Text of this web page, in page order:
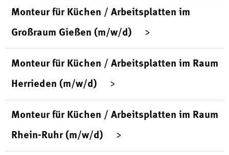
Monteur für Küchen / Arbeitsplatten im
Großraum Gießen (m/w/d)
Monteur für Küchen / Arbeitsplatten im Raum
Herrieden (m/w/d)
Monteur für Küchen / Arbeitsplatten im Raum
Rhein-Ruhr (m/w/d)